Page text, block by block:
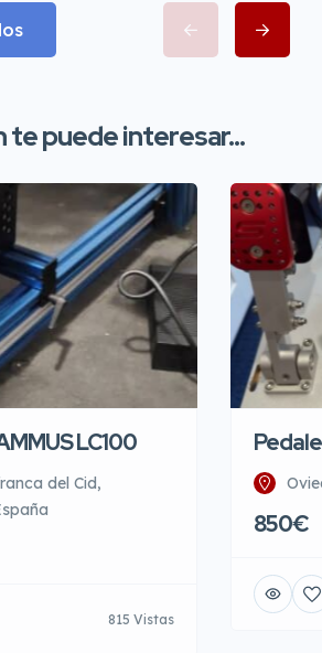
te puede interesar...
LC100
del Cid,
815 Vistas
850€